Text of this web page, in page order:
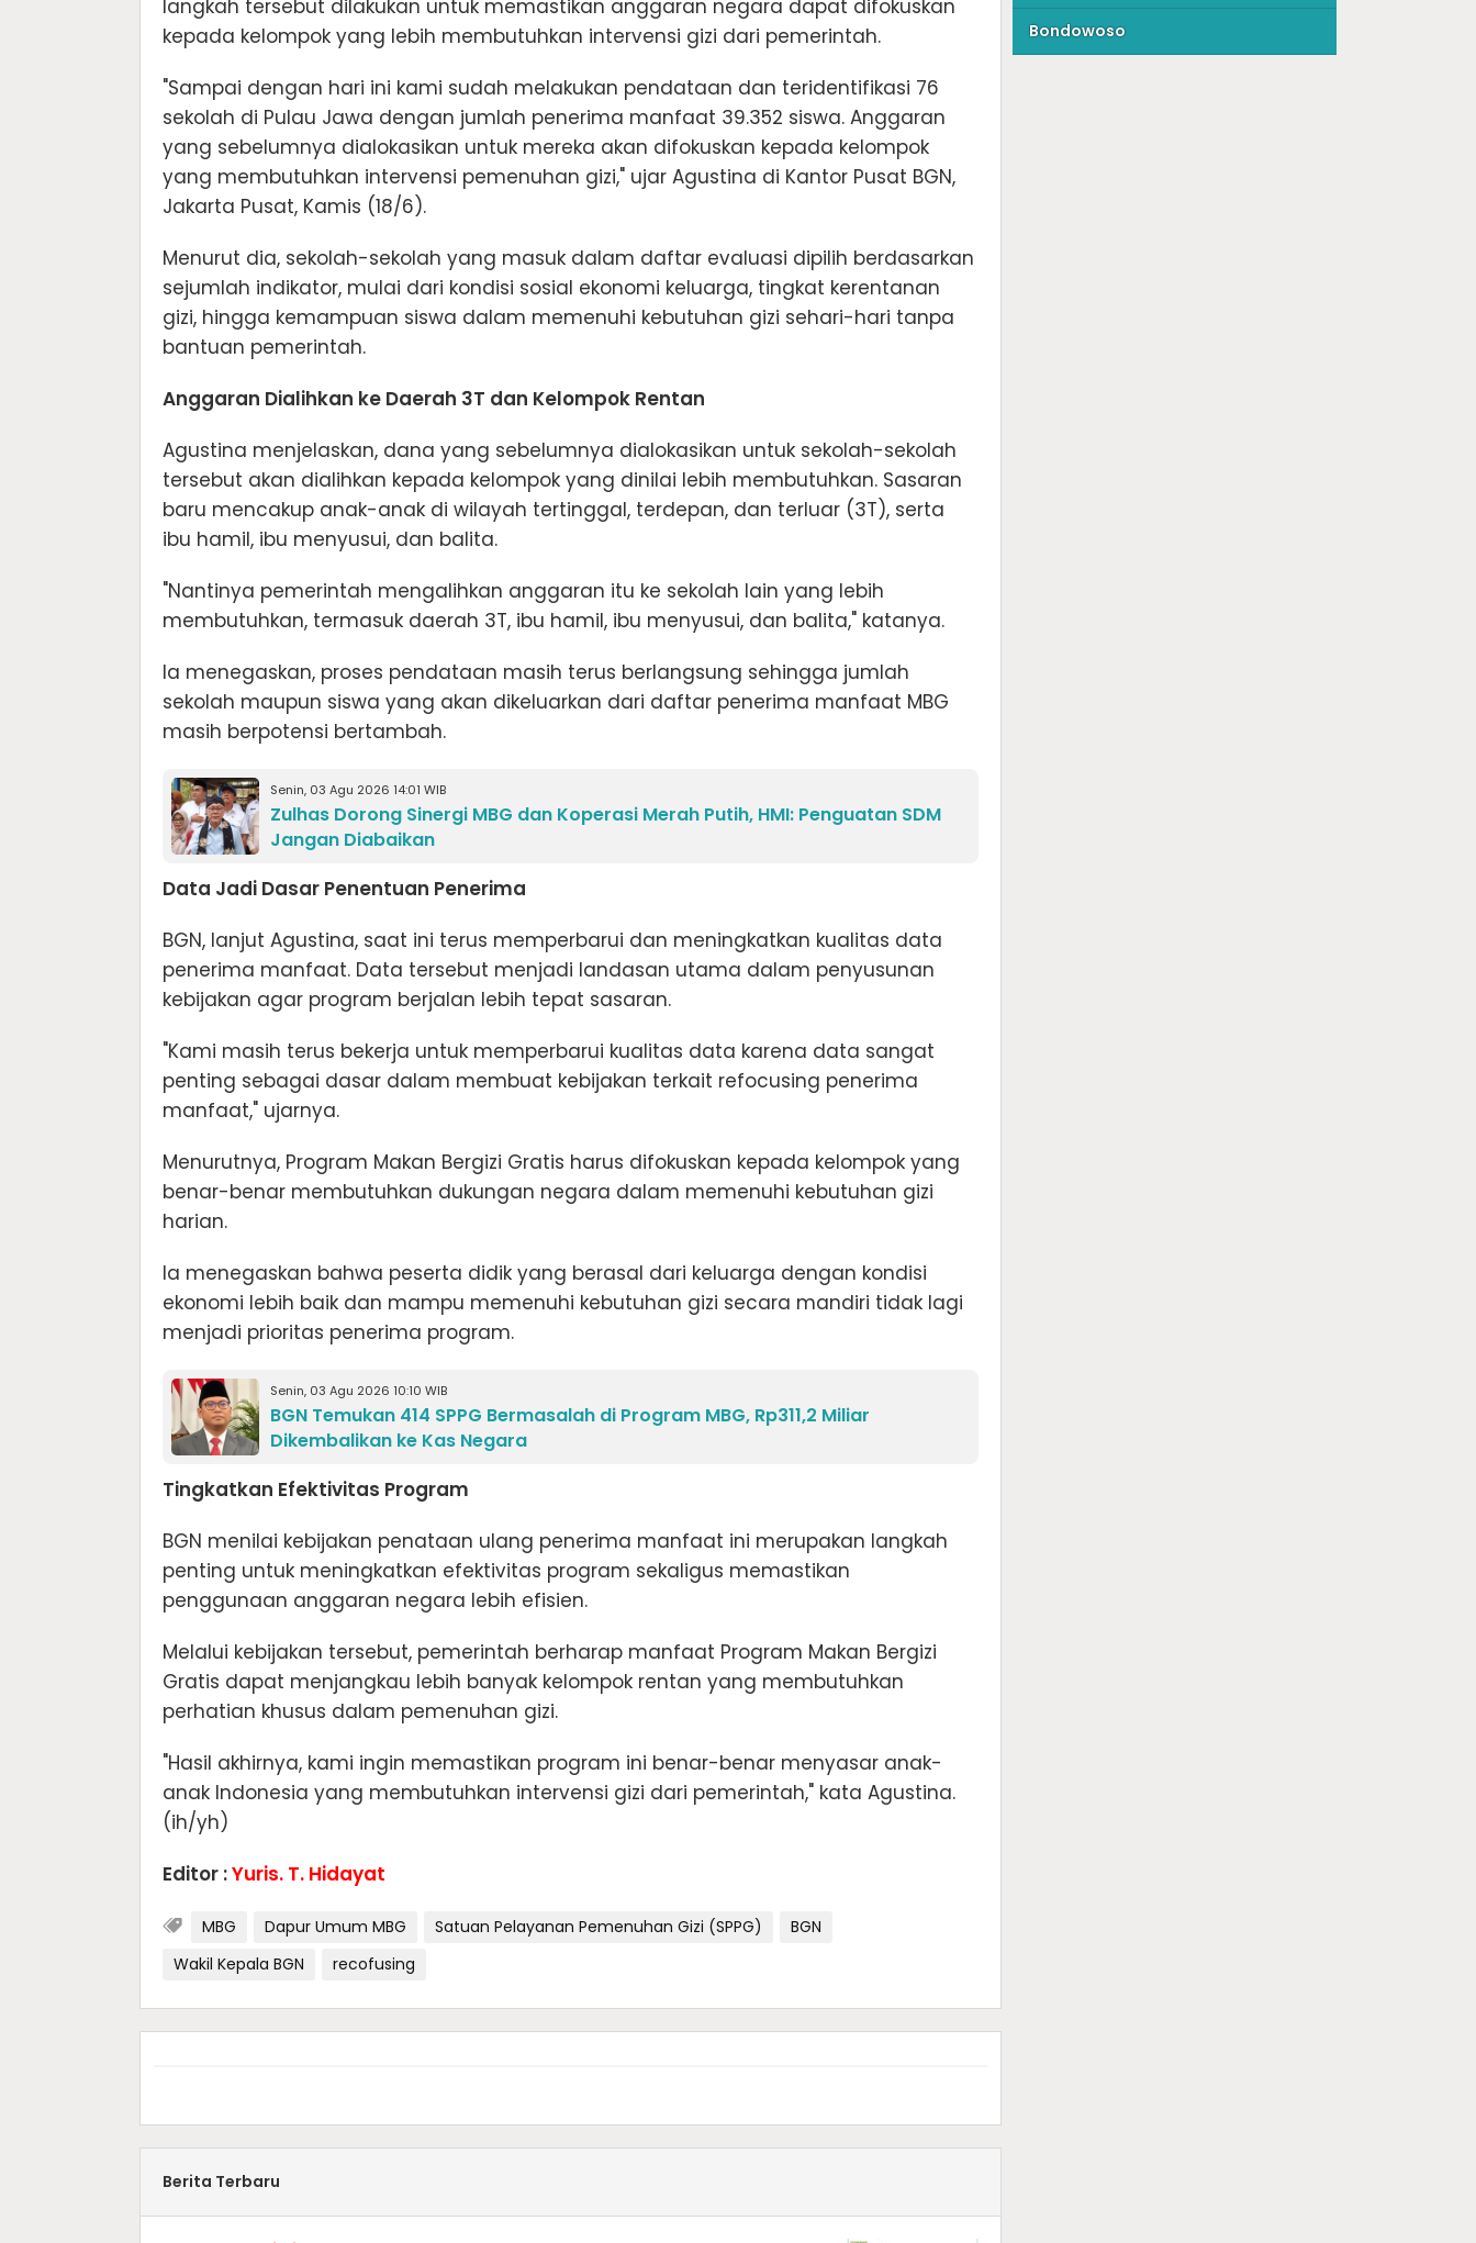
langkah tersebut dilakukan untuk memastikan anggaran negara dapat difokuskan
kepada kelompok yang lebih membutuhkan intervensi gizi dari pemerintah.
"Sampai dengan hari ini kami sudah melakukan pendataan dan teridentifikasi 76
sekolah di Pulau Jawa dengan jumlah penerima manfaat 39.352 siswa. Anggaran
yang sebelumnya dialokasikan untuk mereka akan difokuskan kepada kelompok
yang membutuhkan intervensi pemenuhan gizi," ujar Agustina di Kantor Pusat BGN,
Jakarta Pusat, Kamis (18/6).
Menurut dia, sekolah-sekolah yang masuk dalam daftar evaluasi dipilih berdasarkan
sejumlah indikator, mulai dari kondisi sosial ekonomi keluarga, tingkat kerentanan
gizi, hingga kemampuan siswa dalam memenuhi kebutuhan gizi sehari-hari tanpa
bantuan pemerintah.
Anggaran Dialihkan ke Daerah 3T dan Kelompok Rentan
Agustina menjelaskan, dana yang sebelumnya dialokasikan untuk sekolah-sekolah
tersebut akan dialihkan kepada kelompok yang dinilai lebih membutuhkan. Sasaran
baru mencakup anak-anak di wilayah tertinggal, terdepan, dan terluar (3T), serta
ibu hamil, ibu menyusui, dan balita.
"Nantinya pemerintah mengalihkan anggaran itu ke sekolah lain yang lebih
membutuhkan, termasuk daerah 3T, ibu hamil, ibu menyusui, dan balita," katanya.
Ia menegaskan, proses pendataan masih terus berlangsung sehingga jumlah
sekolah maupun siswa yang akan dikeluarkan dari daftar penerima manfaat MBG
masih berpotensi bertambah.
Senin, 03 Agu 2026 14:01 WIB
Zulhas Dorong Sinergi MBG dan Koperasi Merah Putih, HMI: Penguatan SDM
Jangan Diabaikan
Data Jadi Dasar Penentuan Penerima
BGN, lanjut Agustina, saat ini terus memperbarui dan meningkatkan kualitas data
penerima manfaat. Data tersebut menjadi landasan utama dalam penyusunan
kebijakan agar program berjalan lebih tepat sasaran.
"Kami masih terus bekerja untuk memperbarui kualitas data karena data sangat
penting sebagai dasar dalam membuat kebijakan terkait refocusing penerima
manfaat," ujarnya.
Menurutnya, Program Makan Bergizi Gratis harus difokuskan kepada kelompok yang
benar-benar membutuhkan dukungan negara dalam memenuhi kebutuhan gizi
harian.
Ia menegaskan bahwa peserta didik yang berasal dari keluarga dengan kondisi
ekonomi lebih baik dan mampu memenuhi kebutuhan gizi secara mandiri tidak lagi
menjadi prioritas penerima program.
Senin, 03 Agu 2026 10:10 WIB
BGN Temukan 414 SPPG Bermasalah di Program MBG, Rp311,2 Miliar
Dikembalikan ke Kas Negara
Tingkatkan Efektivitas Program
BGN menilai kebijakan penataan ulang penerima manfaat ini merupakan langkah
penting untuk meningkatkan efektivitas program sekaligus memastikan
penggunaan anggaran negara lebih efisien.
Melalui kebijakan tersebut, pemerintah berharap manfaat Program Makan Bergizi
Gratis dapat menjangkau lebih banyak kelompok rentan yang membutuhkan
perhatian khusus dalam pemenuhan gizi.
"Hasil akhirnya, kami ingin memastikan program ini benar-benar menyasar anak-
anak Indonesia yang membutuhkan intervensi gizi dari pemerintah," kata Agustina.
(ih/yh)
Editor :Yuris. T. Hidayat
MBG Dapur Umum MBG Satuan Pelayanan Pemenuhan Gizi (SPPG)
BGN
Wakil Kepala BGN
recofusing
Berita Terbaru
Bondowoso